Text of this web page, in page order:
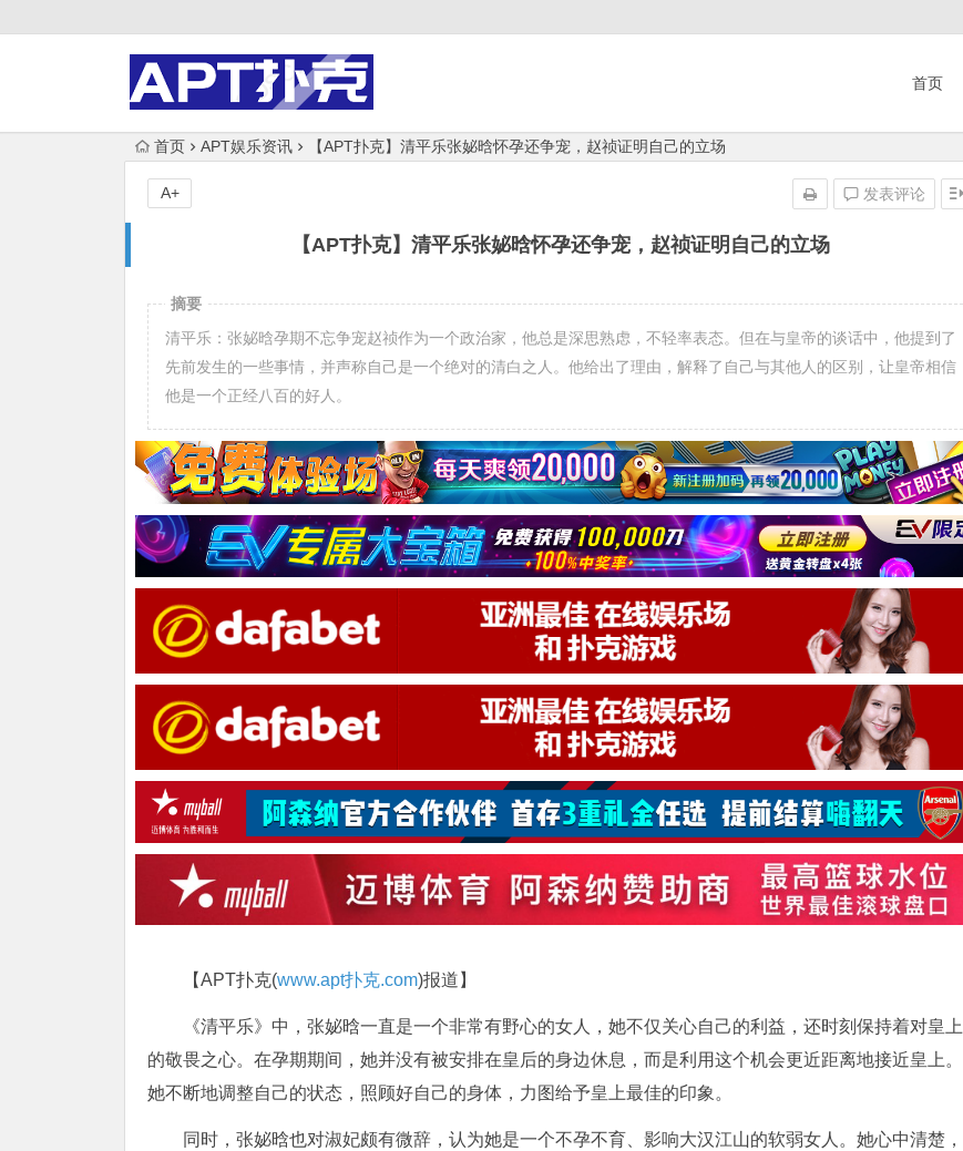
首页
首页 APT娱乐资讯 【APT扑克】清平乐张妼晗怀孕还争宠，赵祯证明自己的立场
【APT扑克】清平乐张妼晗怀孕还争宠，赵祯证明自己的立场
发表评论
A+
摘要
清平乐：张妼晗孕期不忘争宠赵祯作为一个政治家，他总是深思熟虑，不轻率表态。但在与皇帝的谈话中，他提到了
先前发生的一些事情，并声称自己是一个绝对的清白之人。他给出了理由，解释了自己与其他人的区别，让皇帝相信
他是一个正经八百的好人。
【APT扑克(www.apt扑克.com)报道】
《清平乐》中，张妼晗一直是一个非常有野心的女人，她不仅关心自己的利益，还时刻保持着对皇上
的敬畏之心。在孕期期间，她并没有被安排在皇后的身边休息，而是利用这个机会更近距离地接近皇上。
她不断地调整自己的状态，照顾好自己的身体，力图给予皇上最佳的印象。
同时，张妼晗也对淑妃颇有微辞，认为她是一个不孕不育、影响大汉江山的软弱女人。她心中清楚，